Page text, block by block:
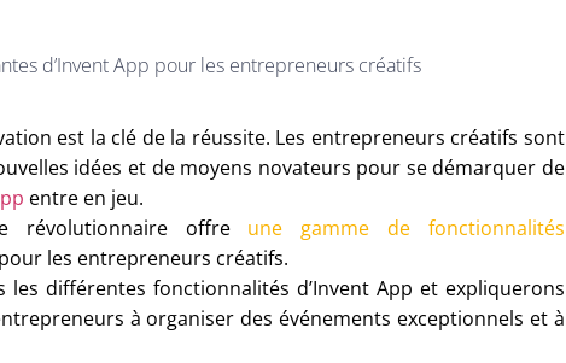
d’Invent App pour les entrepreneurs créatifs
est la clé de la réussite. Les entrepreneurs créatifs sont
idées et de moyens novateurs pour se démarquer de
entre en jeu.
révolutionnaire offreune gamme de fonctionnalités
les entrepreneurs créatifs.
différentes fonctionnalités d’Invent App et expliquerons
à organiser des événements exceptionnels et à